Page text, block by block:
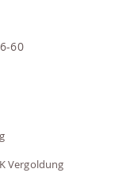
60
Vergoldung